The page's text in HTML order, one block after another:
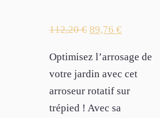
112,20€ 89,76 €
Optimisez l’arrosage de
votre jardin avec cet
arroseur rotatif sur
trépied ! Avec sa